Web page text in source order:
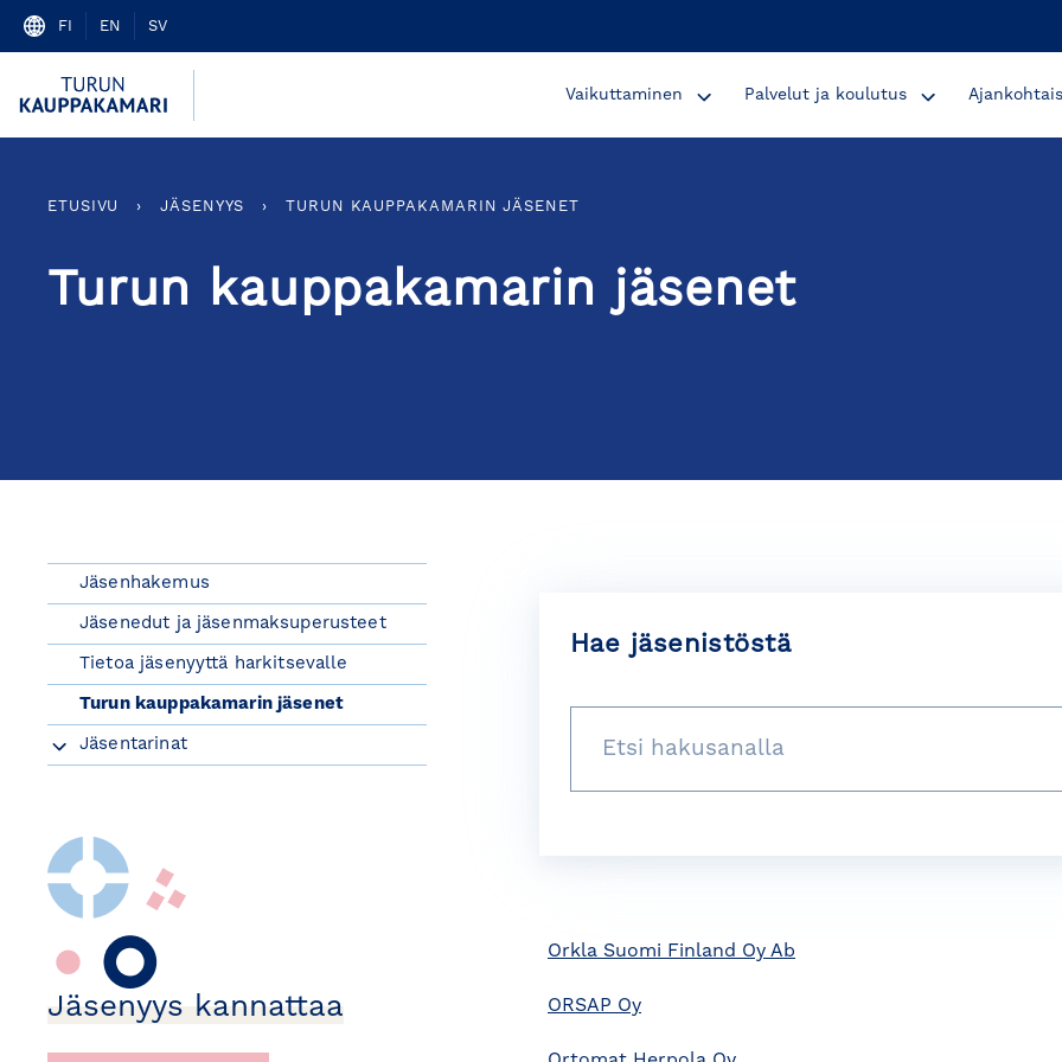
Skip
FI EN SV
Vaikuttaminen Palvelut ja koulutus
ETUSIVU › JÄSENYYS › TURUN KAUPPAKAMARIN JÄSENET
Turun kauppakamarin jäsenet
Jäsenhakemus
Jäsenedut ja jäsenmaksuperusteet
Tietoa jäsenyyttä harkitsevalle
Turun kauppakamarin jäsenet
Jäsentarinat
Jäsenyys kannattaa
Hae jäsenistöstä
Orkla Suomi Finland Oy Ab
ORSAP Oy